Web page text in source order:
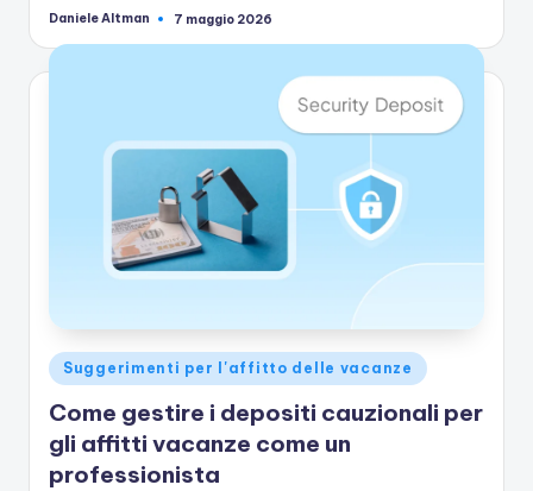
Pubblicato
Daniele Altman 7 maggio 2026
Pubblicato
in
Suggerimenti per l'affitto delle vacanze
Come gestire i depositi cauzionali per
gli affitti vacanze come un
professionista